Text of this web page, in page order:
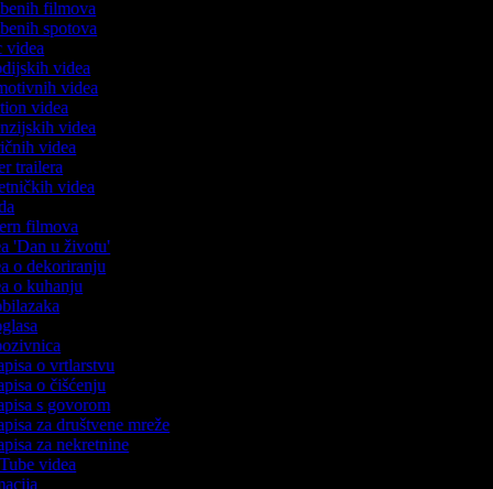
filmova
spotova
videa
videa
videa
videa
videa
videa
trailera
videa
filmova
'Dan u životu'
o dekoriranju
o kuhanju
o vrtlarstvu
o čišćenju
s govorom
za društvene mreže
za nekretnine
videa